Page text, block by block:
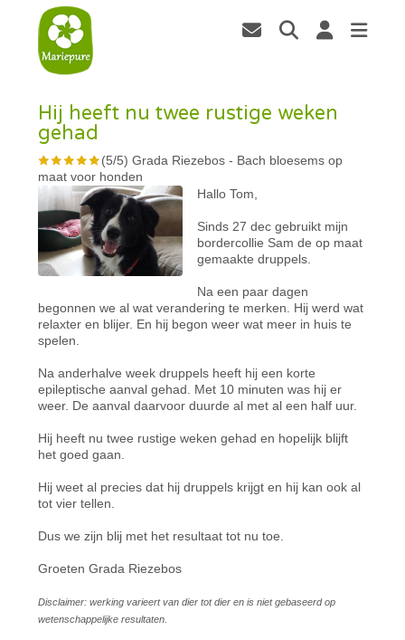
Hij heeft nu twee rustige weken
gehad
(5/5)Grada Riezebos - Bach bloesems op
maat voor honden
Hallo Tom,
Sinds 27 dec gebruikt mijn
bordercollie Sam de op maat
gemaakte druppels.
Na een paar dagen
begonnen we al wat verandering te merken. Hij werd wat
relaxter en blijer. En hij begon weer wat meer in huis te
spelen.
Na anderhalve week druppels heeft hij een korte
epileptische aanval gehad. Met 10 minuten was hij er
weer. De aanval daarvoor duurde al met al een half uur.
Hij heeft nu twee rustige weken gehad en hopelijk blijft
het goed gaan.
Hij weet al precies dat hij druppels krijgt en hij kan ook al
tot vier tellen.
Dus we zijn blij met het resultaat tot nu toe.
Groeten Grada Riezebos
Disclaimer: werking varieert van dier tot dier en is niet gebaseerd op
wetenschappelijke resultaten.